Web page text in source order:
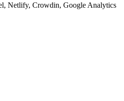
Netlify, Crowdin, Google Analytics